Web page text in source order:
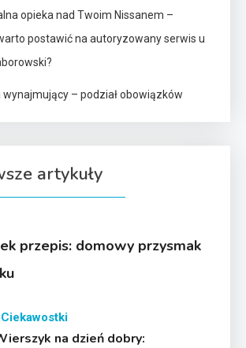
opieka nad Twoim Nissanem –
postawić na autoryzowany serwis u
wynajmujący – podział obowiązków
artykuły
przepis: domowy przysmak
Ciekawostki
na dzień dobry: